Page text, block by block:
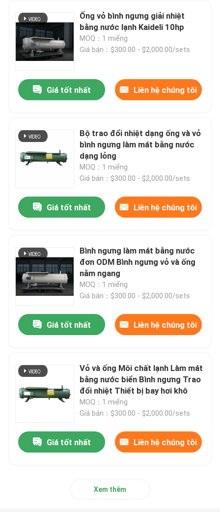
Trang chủ
Ống vỏ bình ngưng giải nhiệt
bằng nước lạnh Kaideli 10hp
MOQ：1 miếng
Giá bán：$300.00 - $2,000.00/sets
Giá tốt nhất Liên hệ chúng tôi
Bộ trao đổi nhiệt dạng ống và vỏ
bình ngưng làm mát bằng nước
dạng lỏng
MOQ：1 miếng
Giá bán：$300.00 - $2,000.00/sets
Giá tốt nhất Liên hệ chúng tôi
Bình ngưng làm mát bằng nước
đơn ODM Bình ngưng vỏ và ống
nằm ngang
MOQ：1 miếng
Giá bán：$300.00 - $2,000.00/sets
Giá tốt nhất Liên hệ chúng tôi
Vỏ và ống Môi chất lạnh Làm mát
bằng nước biển Bình ngưng Trao
đổi nhiệt Thiết bị bay hơi khô
MOQ：1 miếng
Giá bán：$300.00 - $2,000.00/sets
Giá tốt nhất Liên hệ chúng tôi
Xem thêm